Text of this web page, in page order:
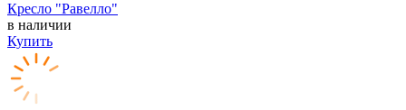
Кресло "Равелло"
в наличии
Купить